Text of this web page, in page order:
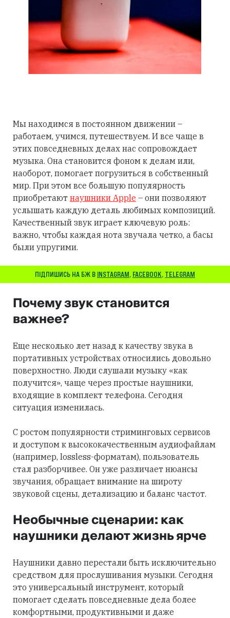
Мы находимся в постоянном движении –
работаем, учимся, путешествуем. И все чаще в
этих повседневных делах нас сопровождает
музыка. Она становится фоном к делам или,
наоборот, помогает погрузиться в собственный
мир. При этом все большую популярность
приобретают наушники Apple – они позволяют
услышать каждую деталь любимых композиций.
Качественный звук играет ключевую роль:
важно, чтобы каждая нота звучала четко, а басы
были упругими.
ПІДПИШИСЬ НА БЖ В INSTAGRAM, FACEBOOK, TELEGRAM
Почему звук становится
важнее?
Еще несколько лет назад к качеству звука в
портативных устройствах относились довольно
поверхностно. Люди слушали музыку «как
получится», чаще через простые наушники,
входящие в комплект телефона. Сегодня
ситуация изменилась.
С ростом популярности стриминговых сервисов
и доступом к высококачественным аудиофайлам
(например, lossless-форматам), пользователь
стал разборчивее. Он уже различает нюансы
звучания, обращает внимание на широту
звуковой сцены, детализацию и баланс частот.
Необычные сценарии: как
наушники делают жизнь ярче
Наушники давно перестали быть исключительно
средством для прослушивания музыки. Сегодня
это универсальный инструмент, который
помогает сделать повседневные дела более
комфортными, продуктивными и даже